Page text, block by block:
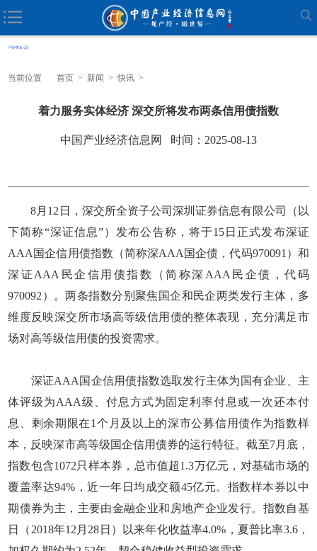
当前位置 首页 > 新闻 > 快讯 >
着力服务实体经济 深交所将发布两条信用债指数
中国产业经济信息网 时间：2025-08-13
8月12日，深交所全资子公司深圳证券信息有限公司（以
下简称“深证信息”）发布公告称，将于15日正式发布深证
AAA国企信用债指数（简称深AAA国企债，代码970091）和
深证AAA民企信用债指数（简称深AAA民企债，代码
970092）。两条指数分别聚焦国企和民企两类发行主体，多
维度反映深交所市场高等级信用债的整体表现，充分满足市
场对高等级信用债的投资需求。
深证AAA国企信用债指数选取发行主体为国有企业、主
体评级为AAA级、付息方式为固定利率付息或一次还本付
息、剩余期限在1个月及以上的深市公募信用债作为指数样
本，反映深市高等级国企信用债券的运行特征。截至7月底，
指数包含1072只样本券，总市值超1.3万亿元，对基础市场的
覆盖率达94%，近一年日均成交额45亿元。指数样本券以中
期债券为主，主要由金融企业和房地产企业发行。指数自基
日（2018年12月28日）以来年化收益率4.0%，夏普比率3.6，